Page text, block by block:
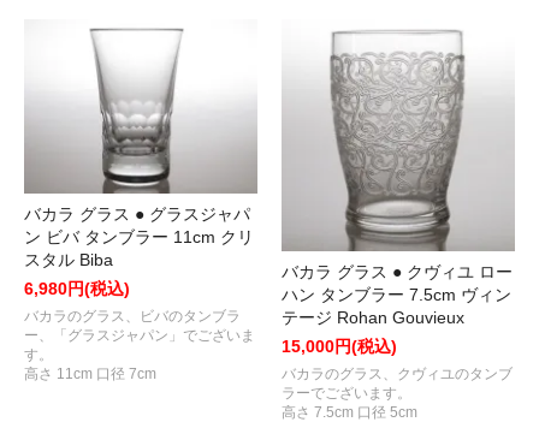
バカラ グラス ● グラスジャパ
ン ビバ タンブラー 11cm クリ
スタル Biba
6,980円(税込)
バカラのグラス、ビバのタンブラ
ー、「グラスジャパン」でございま
す。
高さ 11cm 口径 7cm
バカラ グラス ● クヴィユ ロー
ハン タンブラー 7.5cm ヴィン
テージ Rohan Gouvieux
15,000円(税込)
バカラのグラス、クヴィユのタンブ
ラーでございます。
高さ 7.5cm 口径 5cm